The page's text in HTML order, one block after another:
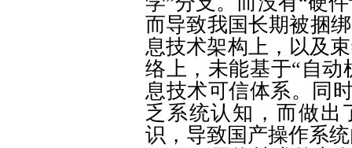
而导致我国长期被捆
息技术架构上，以及
络上，未能基于“自
息技术可信体系。同
乏系统认知，而做出
识，导致国产操作系